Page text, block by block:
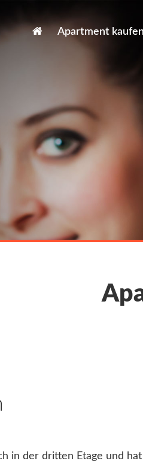
Navigation
überspringen
Apartment kaufen
in der dritten Etage und